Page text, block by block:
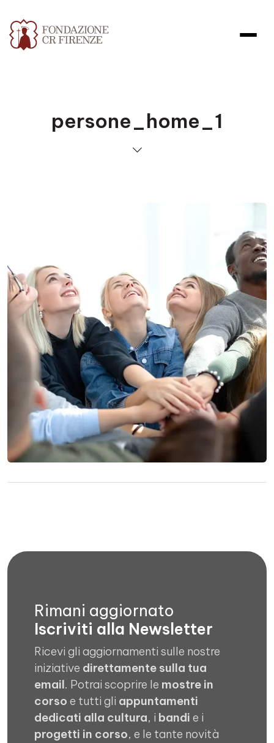
persone_home_1
Rimani aggiornato
Iscriviti alla Newsletter
Ricevi gli aggiornamenti sulle nostre
iniziative direttamente sulla tua
email. Potrai scoprire le mostre in
corso e tutti gli appuntamenti
dedicati alla cultura, i bandi e i
progetti in corso, e le tante novità